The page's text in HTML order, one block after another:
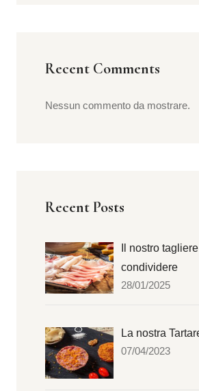
Recent Comments
Nessun commento da mostrare.
Recent Posts
Il nostro
condividere
28/01/2025
La nostra
07/04/2023